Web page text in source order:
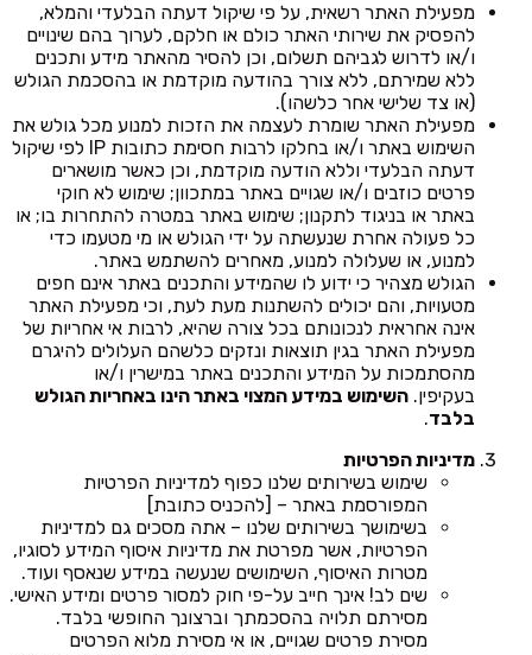
מפעילת האתר רשאית, על פי שיקול דעתה הבלעדי והמלא,
להפסיק את שירותי האתר כולם או חלקם, לערוך בהם שינויים
ו/או לדרוש לגביהם תשלום, וכן להסיר מהאתר מידע ותכנים
ללא שמירתם, ללא צורך בהודעה מוקדמת או בהסכמת הגולש
(או צד שלישי אחר כלשהו).
מפעילת האתר שומרת לעצמה את הזכות למנוע מכל גולש את
השימוש באתר ו/או בחלקו לרבות חסימת כתובות IP לפי שיקול
דעתה הבלעדי וללא הודעה מוקדמת, וכן כאשר מושארים
פרטים כוזבים ו/או שגויים באתר במתכוון; שימוש לא חוקי
באתר או בניגוד לתקנון; שימוש באתר במטרה להתחרות בו; או
כל פעולה אחרת שנעשתה על ידי הגולש או מי מטעמו כדי
למנוע, או שעלולה למנוע, מאחרים להשתמש באתר.
הגולש מצהיר כי ידוע לו שהמידע והתכנים באתר אינם חפים
מטעויות, והם יכולים להשתנות מעת לעת, וכי מפעילת האתר
אינה אחראית לנכונותם בכל צורה שהיא, לרבות אי אחריות של
מפעילת האתר בגין תוצאות ונזקים כלשהם העלולים להיגרם
מהסתמכות על המידע והתכנים באתר במישרין ו/או
בעקיפין. השימוש במידע המצוי באתר הינו באחריות הגולש
בלבד.
מדיניות הפרטיות
שימוש בשירותים שלנו כפוף למדיניות הפרטיות
המפורסמת באתר – [להכניס כתובת]
בשימושך בשירותים שלנו – אתה מסכים גם למדיניות
הפרטיות, אשר מפרטת את מדיניות איסוף המידע לסוגיו,
מטרות האיסוף, השימושים שנעשה במידע שנאסף ועוד.
שים לב! אינך חייב על-פי חוק למסור פרטים ומידע האישי.
מסירתם תלויה בהסכמתך וברצונך החופשי בלבד.
מסירת פרטים שגויים, או אי מסירת מלוא הפרטים